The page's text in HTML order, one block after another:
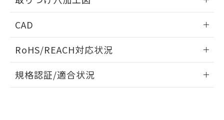
CAD
ドすることができます。
ログイン/会員登録
RoHS/REACH対応状況
EU RoHS 注意事項・凡例
規格認証/適合状況